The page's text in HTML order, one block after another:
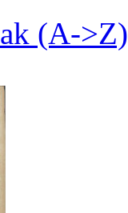
(A->Z)